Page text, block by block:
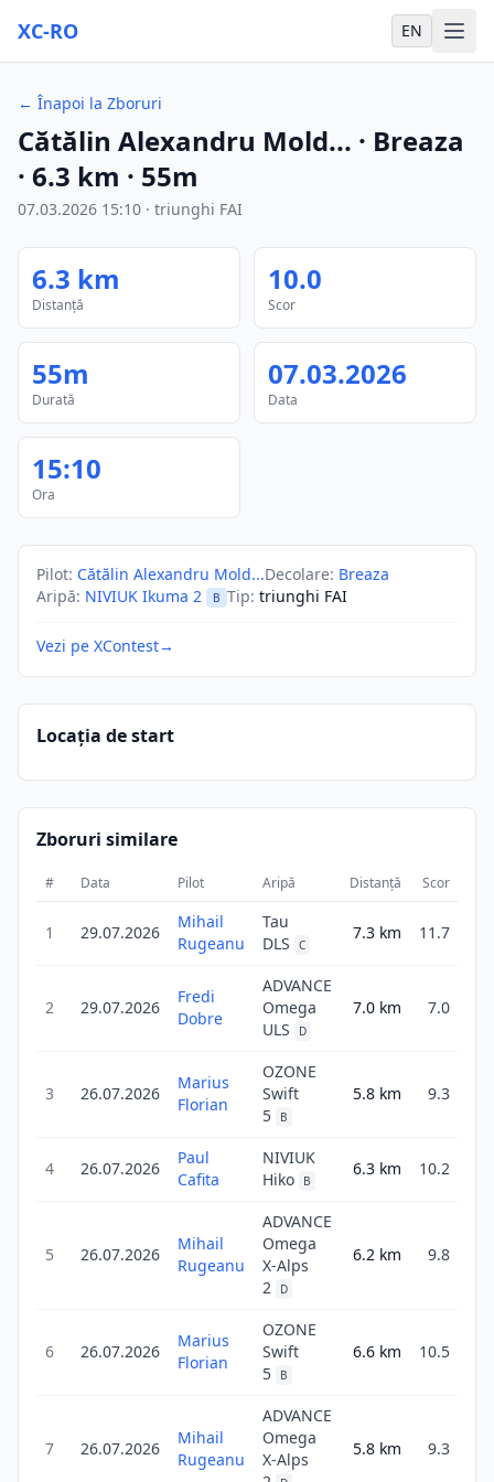
XC-RO EN
← Înapoi la Zboruri
Cătălin Alexandru Mold... · Breaza
· 6.3 km · 55m
07.03.2026 15:10 · triunghi FAI
6.3 km
Distanță
10.0
Scor
55m
Durată
07.03.2026
Data
15:10
Ora
Pilot: Cătălin Alexandru Mold...Decolare: Breaza
Aripă: NIVIUK Ikuma 2 B Tip: triunghi FAI
Vezi pe XContest→
Locația de start
Zboruri similare
# Data Pilot Aripă Distanță Scor
1 29.07.2026
Mihail
Rugeanu
Tau
DLS
C
7.3 km 11.7
2 29.07.2026
Fredi
Dobre
ADVANCE
Omega
ULS
D
7.0 km 7.0
3 26.07.2026
Marius
Florian
OZONE
Swift
5
B
5.8 km 9.3
4 26.07.2026
Paul
Cafita
NIVIUK
Hiko
B
6.3 km 10.2
5 26.07.2026
Mihail
Rugeanu
ADVANCE
Omega
X-Alps
2
D
6.2 km 9.8
6 26.07.2026
Marius
Florian
OZONE
Swift
5
B
6.6 km 10.5
7 26.07.2026
Mihail
Rugeanu
ADVANCE
Omega
X-Alps
5.8 km 9.3